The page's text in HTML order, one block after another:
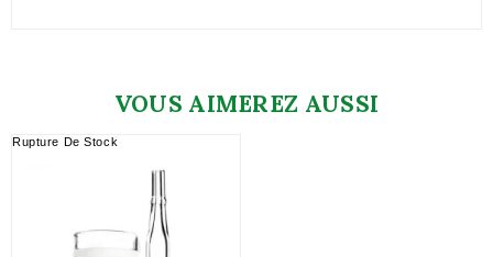
VOUS AIMEREZ AUSSI
Rupture De Stock